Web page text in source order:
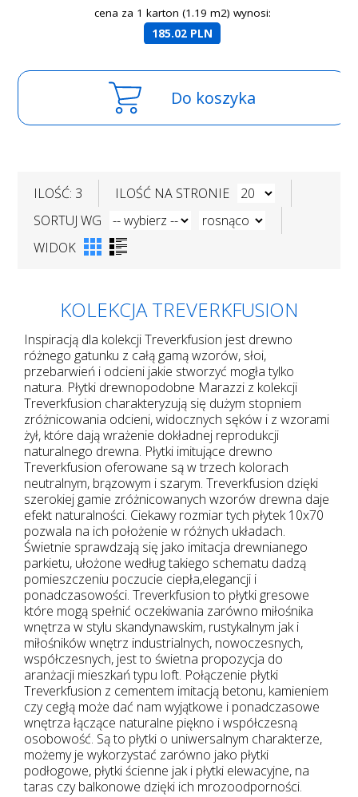
cena za 1 karton (1.19 m2) wynosi:
185.02 PLN
Do koszyka
ILOŚĆ: 3
ILOŚĆ NA STRONIE
SORTUJ WG
WIDOK
KOLEKCJA TREVERKFUSION
Inspiracją dla kolekcji Treverkfusion jest drewno
różnego gatunku z całą gamą wzorów, słoi,
przebarwień i odcieni jakie stworzyć mogła tylko
natura. Płytki drewnopodobne Marazzi z kolekcji
Treverkfusion charakteryzują się dużym stopniem
zróżnicowania odcieni, widocznych sęków i z wzorami
żył, które dają wrażenie dokładnej reprodukcji
naturalnego drewna. Płytki imitujące drewno
Treverkfusion oferowane są w trzech kolorach
neutralnym, brązowym i szarym. Treverkfusion dzięki
szerokiej gamie zróżnicowanych wzorów drewna daje
efekt naturalności. Ciekawy rozmiar tych płytek 10x70
pozwala na ich położenie w różnych układach.
Świetnie sprawdzają się jako imitacja drewnianego
parkietu, ułożone według takiego schematu dadzą
pomieszczeniu poczucie ciepła,elegancji i
ponadczasowości. Treverkfusion to płytki gresowe
które mogą spełnić oczekiwania zarówno miłośnika
wnętrza w stylu skandynawskim, rustykalnym jak i
miłośników wnętrz industrialnych, nowoczesnych,
współczesnych, jest to świetna propozycja do
aranżacji mieszkań typu loft. Połączenie płytki
Treverkfusion z cementem imitacją betonu, kamieniem
czy cegłą może dać nam wyjątkowe i ponadczasowe
wnętrza łączące naturalne piękno i współczesną
osobowość. Są to płytki o uniwersalnym charakterze,
możemy je wykorzystać zarówno jako płytki
podłogowe, płytki ścienne jak i płytki elewacyjne, na
taras czy balkonowe dzięki ich mrozoodporności.